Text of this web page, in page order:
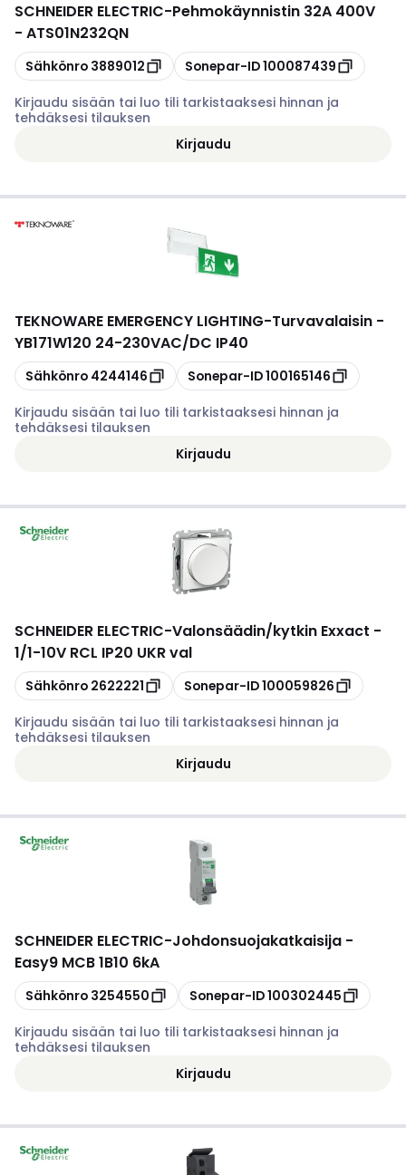
SCHNEIDER ELECTRIC-Pehmokäynnistin 32A 400V
- ATS01N232QN
Kopioi
Sähkönro 3889012 Kopioi
Sonepar-ID100087439
Kirjaudu sisään tai luo tili tarkistaaksesi hinnan ja
tehdäksesi tilauksen
Kirjaudu
TEKNOWARE EMERGENCY LIGHTING-Turvavalaisin -
YB171W120 24-230VAC/DC IP40
Kopioi
Sähkönro 4244146 Kopioi
Sonepar-ID100165146
Kirjaudu sisään tai luo tili tarkistaaksesi hinnan ja
tehdäksesi tilauksen
Kirjaudu
SCHNEIDER ELECTRIC-Valonsäädin/kytkin Exxact -
1/1-10V RCL IP20 UKR val
Kopioi
Sähkönro 2622221 Kopioi
Sonepar-ID100059826
Kirjaudu sisään tai luo tili tarkistaaksesi hinnan ja
tehdäksesi tilauksen
Kirjaudu
SCHNEIDER ELECTRIC-Johdonsuojakatkaisija -
Easy9 MCB 1B10 6kA
Kopioi
Sähkönro 3254550 Kopioi
Sonepar-ID100302445
Kirjaudu sisään tai luo tili tarkistaaksesi hinnan ja
tehdäksesi tilauksen
Kirjaudu